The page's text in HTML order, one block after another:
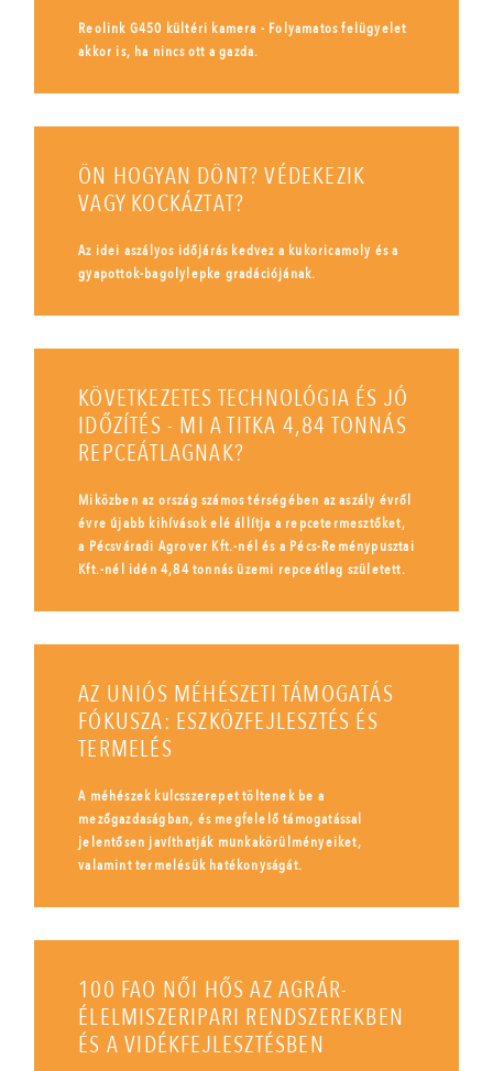
Reolink G450 kültéri kamera - Folyamatos felügyelet
akkor is, ha nincs ott a gazda.
ÖN HOGYAN DÖNT? VÉDEKEZIK
VAGY KOCKÁZTAT?
Az idei aszályos időjárás kedvez a kukoricamoly és a
gyapottok-bagolylepke gradációjának.
KÖVETKEZETES TECHNOLÓGIA ÉS JÓ
IDŐZÍTÉS - MI A TITKA 4,84 TONNÁS
REPCEÁTLAGNAK?
Miközben az ország számos térségében az aszály évről
évre újabb kihívások elé állítja a repcetermesztőket,
a Pécsváradi Agrover Kft.-nél és a Pécs-Reménypusztai
Kft.-nél idén 4,84 tonnás üzemi repceátlag született.
AZ UNIÓS MÉHÉSZETI TÁMOGATÁS
FÓKUSZA: ESZKÖZFEJLESZTÉS ÉS
TERMELÉS
A méhészek kulcsszerepet töltenek be a
mezőgazdaságban, és megfelelő támogatással
jelentősen javíthatják munkakörülményeiket,
valamint termelésük hatékonyságát.
100 FAO NŐI HŐS AZ AGRÁR-
ÉLELMISZERIPARI RENDSZEREKBEN
ÉS A VIDÉKFEJLESZTÉSBEN